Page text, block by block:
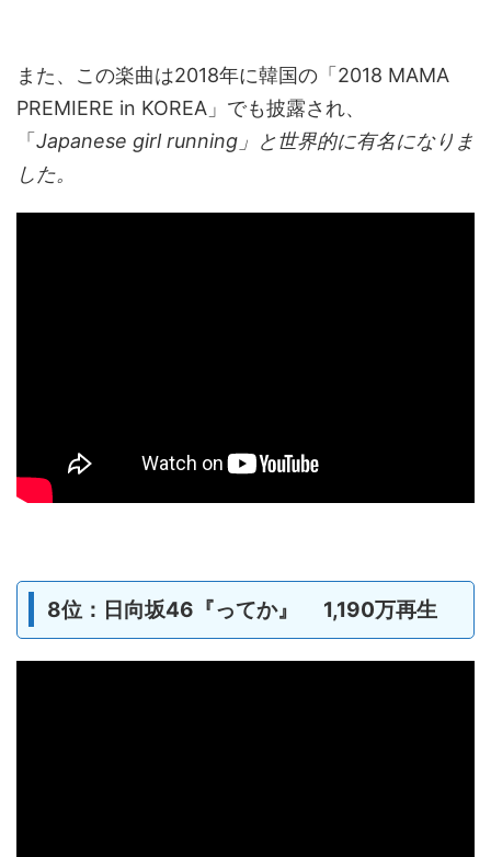
また、この楽曲は2018年に韓国の「2018 MAMA
PREMIERE in KOREA」でも披露され、
「 Japanese girl running」と世界的に有名になりま
した。
8位：日向坂46『ってか』 1,190万再生